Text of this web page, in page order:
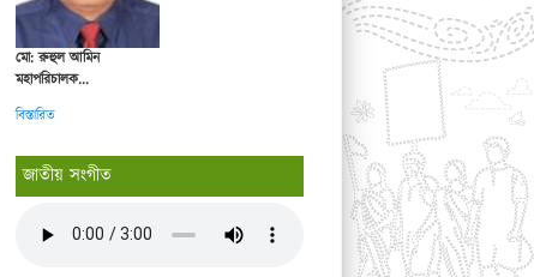
মো: রুহুল আমিন
মহাপরিচালক...
বিস্তারিত
জাতীয় সংগীত